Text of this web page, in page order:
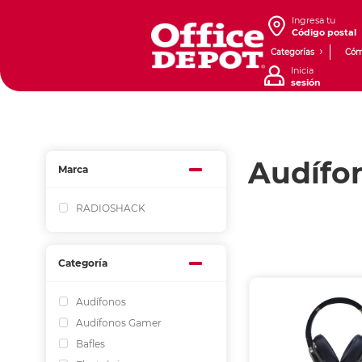
Ingresa tu
Código postal
Categorías
Inicia
sesión
Marca
RADIOSHACK
Categoría
Audífonos
Audífonos Gamer
Bafles